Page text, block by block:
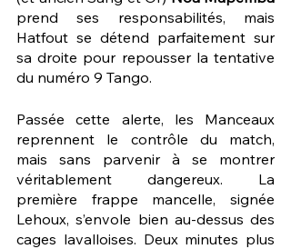
prend ses responsabilités, mais
Hatfout se détend parfaitement sur
sa droite pour repousser la tentative
du numéro 9 Tango.
Passée cette alerte, les Manceaux
reprennent le contrôle du match,
mais sans parvenir à se montrer
véritablement dangereux. La
première frappe mancelle, signée
Lehoux, s’envole bien au-dessus des
cages lavalloises. Deux minutes plus